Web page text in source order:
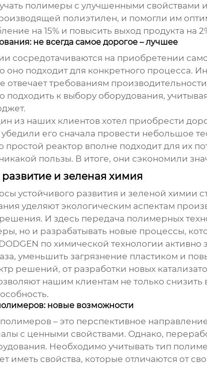
полимеры с улучшенными свойствами
полиэтилен, и помогли им
на 15% и повысить выход продукта на
не всегда самое дорогое – лучшее
сосредотачиваются на приобретении
оно подходит для конкретного процесса.
отвечает требованиям
подходить к выбору оборудования,
из наших клиентов хотел приобрести
его сначала провести небольшое
простой реактор вполне подходит для их
пользы. В итоге, они сэкономили
и зеленая химия
устойчивого развития и зеленой химии
уделяют экологическим аспектам
И здесь передача полимерных
но и разрабатывать новые процессы,
по химической технологии активно
уменьшить загрязнение пластиком и
решений, от разработки новых
нашим клиентам не только
новые возможности
– это перспективное
с ценными свойствами. Однако,
Необходимо учитывать тип
иметь свойства, которые отличаются от